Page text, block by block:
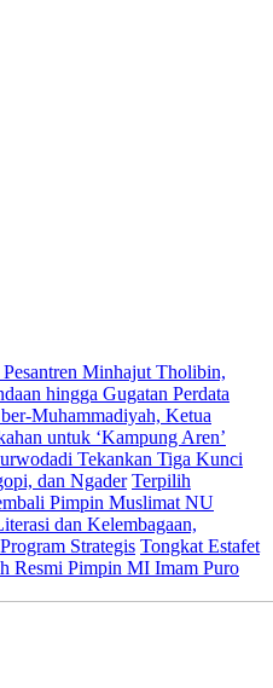
Minhajut Tholibin,
hingga Gugatan Perdata
Muhammadiyah, Ketua
untuk ‘Kampung Aren’
Tekankan Tiga Kunci
dan Ngader Terpilih
Pimpin Muslimat NU
dan Kelembagaan,
Strategis Tongkat Estafet
Resmi Pimpin MI Imam Puro